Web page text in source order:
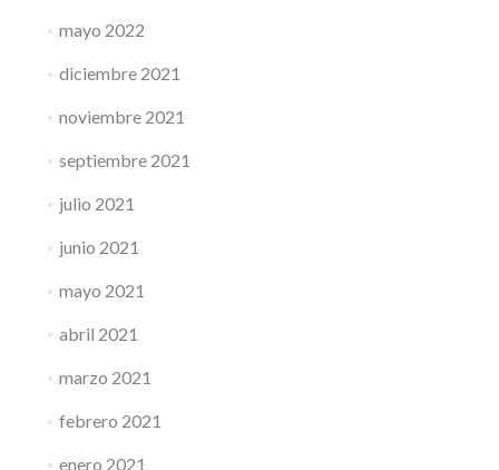
mayo 2022
diciembre 2021
noviembre 2021
septiembre 2021
julio 2021
junio 2021
mayo 2021
abril 2021
marzo 2021
febrero 2021
enero 2021